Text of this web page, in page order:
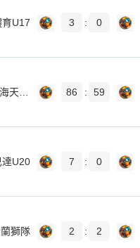
U17 3 : 0
86 : 59
U20 7 : 0
獅隊 2 : 2